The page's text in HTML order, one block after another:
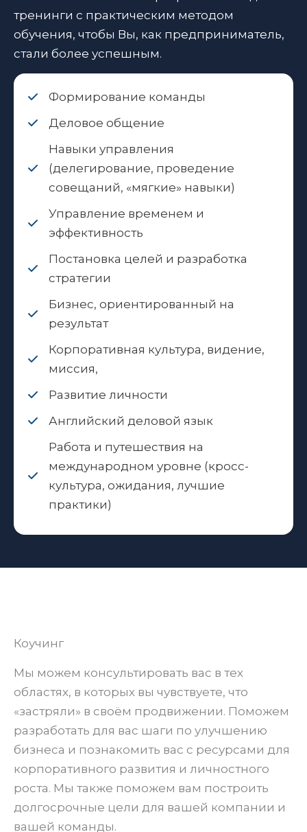
тренинги с практическим методом
обучения, чтобы Вы, как предприниматель,
стали более успешным.
Формирование команды
Деловое общение
Навыки управления
(делегирование, проведение
совещаний, «мягкие» навыки)
Управление временем и
эффективность
Постановка целей и разработка
стратегии
Бизнес, ориентированный на
результат
Корпоративная культура, видение,
миссия,
Развитие личности
Английский деловой язык
Работа и путешествия на
международном уровне (кросс-
культура, ожидания, лучшие
практики)
Коучинг
Мы можем консультировать вас в тех
областях, в которых вы чувствуете, что
«застряли» в своём продвижении. Поможем
разработать для вас шаги по улучшению
бизнеса и познакомить вас с ресурсами для
корпоративного развития и личностного
роста. Мы также поможем вам построить
долгосрочные цели для вашей компании и
вашей команды.